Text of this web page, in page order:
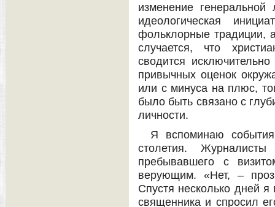
изменение генеральной
идеологическая
фольклорные традиции,
случается, что
сводится
привычных оценок
или с минуса на плюс,
было быть связано с
личности.
Я вспоминаю
столетия.
пребывавшего с
верующим. «Нет, –
Спустя несколько дней я
священника и спросил